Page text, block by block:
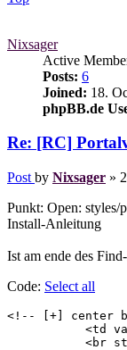
Nixsager
Active
Posts: 6
Joined: 18.
phpBB.de
Re: [RC]
Post by Nixsager »
Punkt: Open: styles/
Install-Anleitung
Ist am ende des
Code: Select all
<!-- [+] center
<br